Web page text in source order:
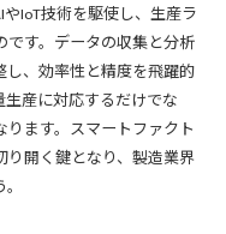
IoT技術を駆使し、生産ラ
す。データの収集と分析
、効率性と精度を飛躍的
産に対応するだけでな
ます。スマートファクト
り開く鍵となり、製造業界